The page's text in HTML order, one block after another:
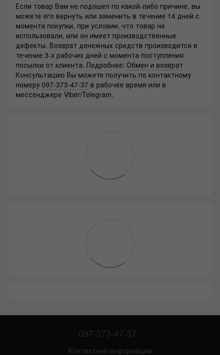
Если товар Вам не подошел по какой-либо причине, вы
можете его вернуть или заменить в течение 14 дней с
момента покупки, при условии, что товар не
использовали, или он имеет производственные
дефекты. Возврат денежных средств производится в
течение 3-х рабочих дней с момента поступления
посылки от клиента. Подробнее: Обмен и возврат
Консультацию Вы можете получить по контактному
номеру 097-373-47-37 в рабочее время или в
мессенджере Viber/Telegram.
097-373-47-37
Контактная информация